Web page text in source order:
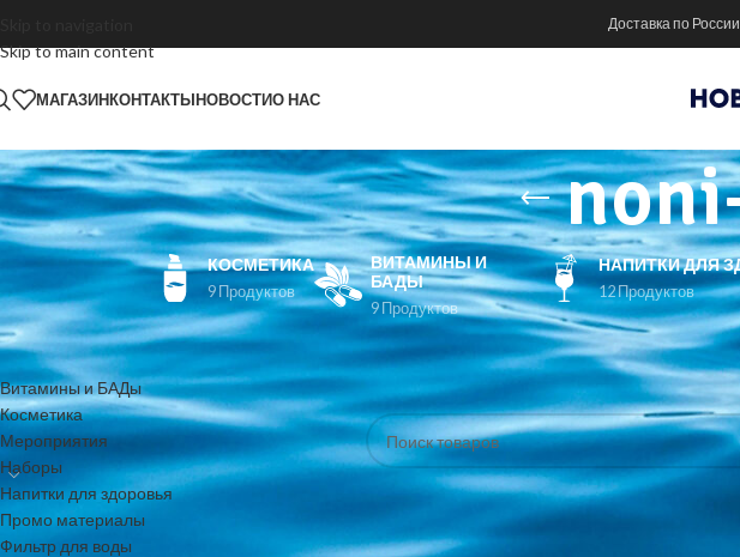
Skip to main content
Доставка по
МАГАЗИНКОНТАКТЫНОВОСТИО НАС
КОСМЕТИКА
9 Продуктов
ВИТАМИНЫ И
БАДЫ
9 Продуктов
НАПИТКИ ДЛЯ
12 Продуктов
КАТЕГОРИИ ТОВАРОВ
Витамины и БАДы
Косметика
Мероприятия
Наборы
Напитки для здоровья
Промо материалы
Фильтр для воды
Главная Магазин/Товары с меткой «noni-
Товаров, соответствующих вашему запросу, не